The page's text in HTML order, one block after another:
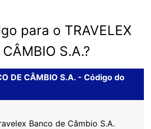
para o TRAVELEX
S.A.?
DE CÂMBIO S.A. - Código do
Banco de Câmbio S.A.